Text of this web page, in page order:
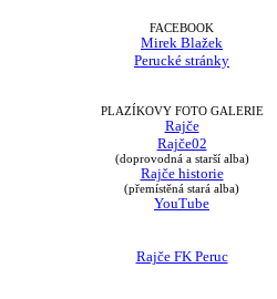
FACEBOOK
Mirek Blažek
Perucké stránky
PLAZÍKOVY FOTO GALERIE
Rajče
Rajče02
(doprovodná a starší alba)
Rajče historie
(přemístěná stará alba)
YouTube
Rajče FK Peruc